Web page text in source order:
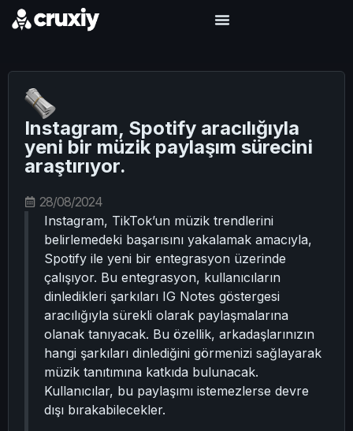
Instagram, Spotify aracılığıyla
yeni bir müzik paylaşım sürecini
araştırıyor.
28/08/2024
Instagram, TikTok’un müzik trendlerini
belirlemedeki başarısını yakalamak amacıyla,
Spotify ile yeni bir entegrasyon üzerinde
çalışıyor. Bu entegrasyon, kullanıcıların
dinledikleri şarkıları IG Notes göstergesi
aracılığıyla sürekli olarak paylaşmalarına
olanak tanıyacak. Bu özellik, arkadaşlarınızın
hangi şarkıları dinlediğini görmenizi sağlayarak
müzik tanıtımına katkıda bulunacak.
Kullanıcılar, bu paylaşımı istemezlerse devre
dışı bırakabilecekler.